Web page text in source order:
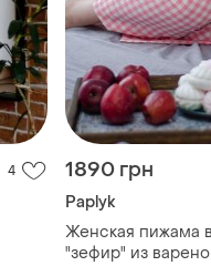
4 1890 грн
Paplyk
Женская пижама в
"зефир" из